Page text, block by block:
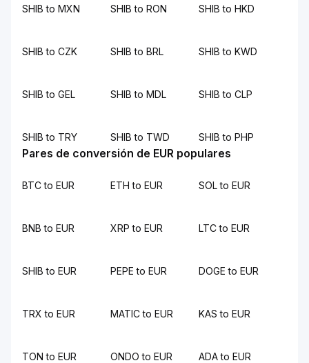
SHIB to MXN SHIB to RON SHIB to HKD
SHIB to CZK SHIB to BRL SHIB to KWD
SHIB to GEL SHIB to MDL SHIB to CLP
SHIB to TRY SHIB to TWD SHIB to PHP
Pares de conversión de EUR populares
BTC to EUR ETH to EUR SOL to EUR
BNB to EUR XRP to EUR LTC to EUR
SHIB to EUR PEPE to EUR DOGE to EUR
TRX to EUR MATIC to EUR KAS to EUR
TON to EUR ONDO to EUR ADA to EUR